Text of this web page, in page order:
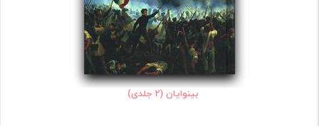
بینوایان (2 جلدی)